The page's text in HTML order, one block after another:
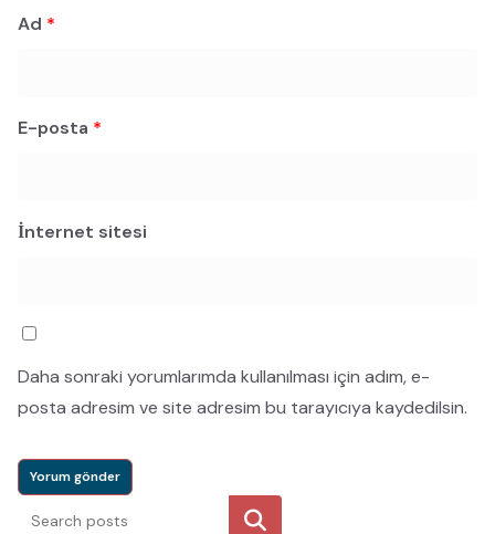
Ad *
E-posta *
İnternet sitesi
Daha sonraki yorumlarımda kullanılması için adım, e-
posta adresim ve site adresim bu tarayıcıya kaydedilsin.
Ara